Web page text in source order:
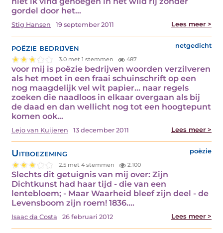
gordel door het…
Stig Hansen 19 september 2011 Lees meer >
poëzie bedrijven netgedicht
3.0 met 1 stemmen 487
voor mij is poëzie bedrijven woorden verzilveren
als het moet in een fraai schuinschrift op een
nog maagdelijk vel wit papier... naar regels
zoeken die naadloos in elkaar overgaan als bij
de daad en dan wellicht nog tot een hoogtepunt
komen ook…
Lejo van Kuijeren 13 december 2011 Lees meer >
Uitboezeming poëzie
2.5 met 4 stemmen 2.100
Slechts dit getuignis van mij over: Zijn
Dichtkunst had haar tijd - die van een
lentebloem; - Maar Waarheid bleef zijn deel - de
Levensboom zijn roem! 1836.…
Isaac da Costa 26 februari 2012 Lees meer >